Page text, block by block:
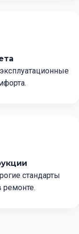
стандарты
ремонте.